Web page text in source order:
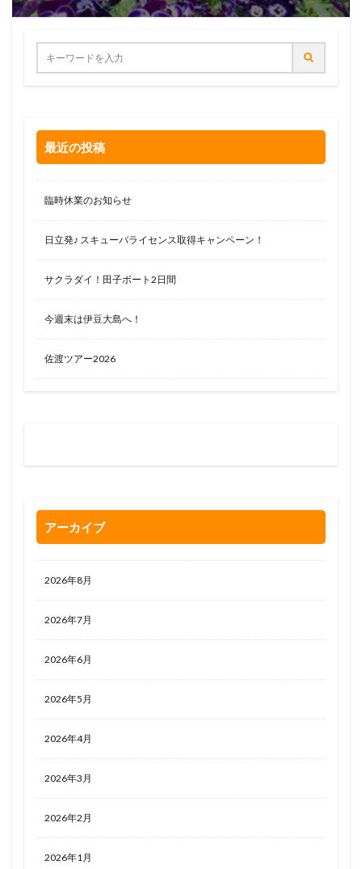
最近の投稿
臨時休業のお知らせ
日立発♪ スキューバライセンス取得キャンペーン！
サクラダイ！田子ボート2日間
今週末は伊豆大島へ！
佐渡ツアー2026
アーカイブ
2026年8月
2026年7月
2026年6月
2026年5月
2026年4月
2026年3月
2026年2月
2026年1月